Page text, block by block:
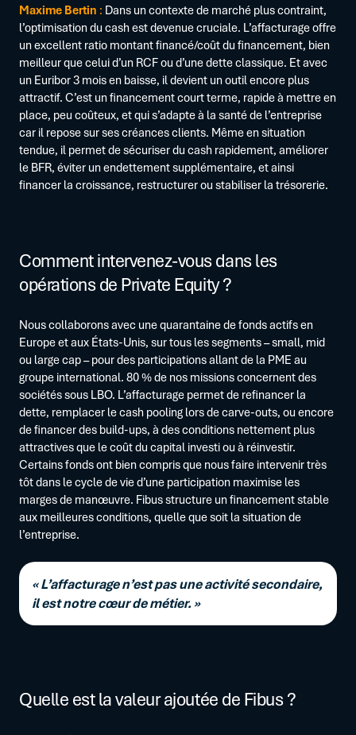
Maxime Bertin : Dans un contexte de marché plus contraint,
l’optimisation du cash est devenue cruciale. L’affacturage offre
un excellent ratio montant financé/coût du financement, bien
meilleur que celui d’un RCF ou d’une dette classique. Et avec
un Euribor 3 mois en baisse, il devient un outil encore plus
attractif. C’est un financement court terme, rapide à mettre en
place, peu coûteux, et qui s’adapte à la santé de l’entreprise
car il repose sur ses créances clients. Même en situation
tendue, il permet de sécuriser du cash rapidement, améliorer
le BFR, éviter un endettement supplémentaire, et ainsi
financer la croissance, restructurer ou stabiliser la trésorerie.
Comment intervenez-vous dans les
opérations de Private Equity ?
Nous collaborons avec une quarantaine de fonds actifs en
Europe et aux États-Unis, sur tous les segments – small, mid
ou large cap – pour des participations allant de la PME au
groupe international. 80 % de nos missions concernent des
sociétés sous LBO. L’affacturage permet de refinancer la
dette, remplacer le cash pooling lors de carve-outs, ou encore
de financer des build-ups, à des conditions nettement plus
attractives que le coût du capital investi ou à réinvestir.
Certains fonds ont bien compris que nous faire intervenir très
tôt dans le cycle de vie d’une participation maximise les
marges de manœuvre. Fibus structure un financement stable
aux meilleures conditions, quelle que soit la situation de
l’entreprise.
« L’affacturage n’est pas une activité secondaire,
il est notre cœur de métier. »
Quelle est la valeur ajoutée de Fibus ?